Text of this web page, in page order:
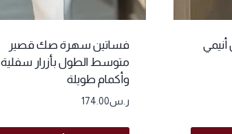
فساتين سهرة صك قصير
متوسط الطول بأزرار سفلية
وأكمام طويلة
ر.س174.00